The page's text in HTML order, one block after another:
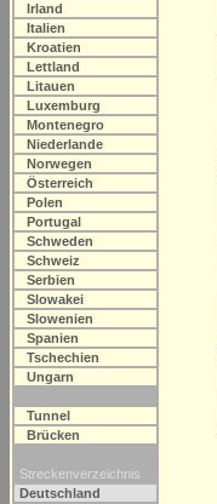
Irland
Italien
Kroatien
Lettland
Litauen
Luxemburg
Montenegro
Niederlande
Norwegen
Österreich
Polen
Portugal
Schweden
Schweiz
Serbien
Slowakei
Slowenien
Spanien
Tschechien
Ungarn
Tunnel
Brücken
Streckenverzeichnis
Deutschland